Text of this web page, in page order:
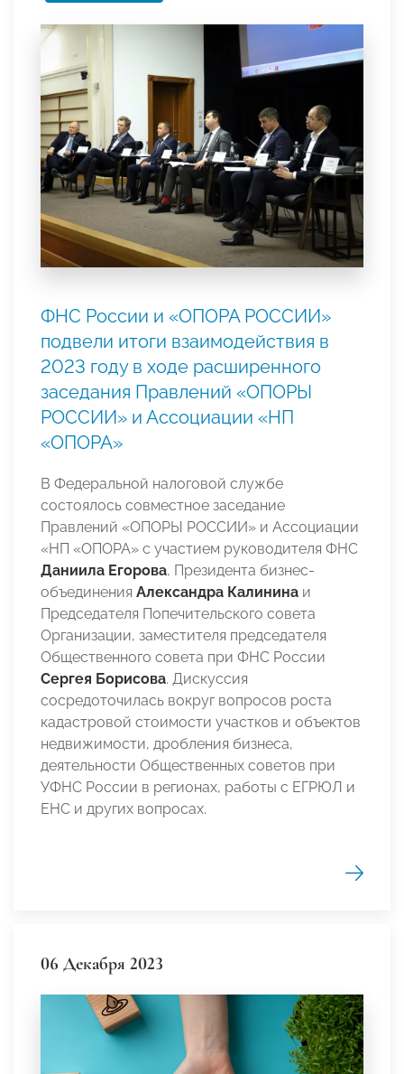
ФНС России и «ОПОРА РОССИИ»
подвели итоги взаимодействия в
2023 году в ходе расширенного
заседания Правлений «ОПОРЫ
РОССИИ» и Ассоциации «НП
«ОПОРА»
В Федеральной налоговой службе
состоялось совместное заседание
Правлений «ОПОРЫ РОССИИ» и Ассоциации
«НП «ОПОРА» с участием руководителя ФНС
Даниила Егорова, Президента бизнес-
объединения Александра Калинина и
Председателя Попечительского совета
Организации, заместителя председателя
Общественного совета при ФНС России
Сергея Борисова. Дискуссия
сосредоточилась вокруг вопросов роста
кадастровой стоимости участков и объектов
недвижимости, дробления бизнеса,
деятельности Общественных советов при
УФНС России в регионах, работы с ЕГРЮЛ и
ЕНС и других вопросах.
06 Декабря 2023